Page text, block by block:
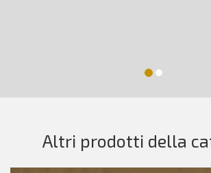
Altri prodotti della